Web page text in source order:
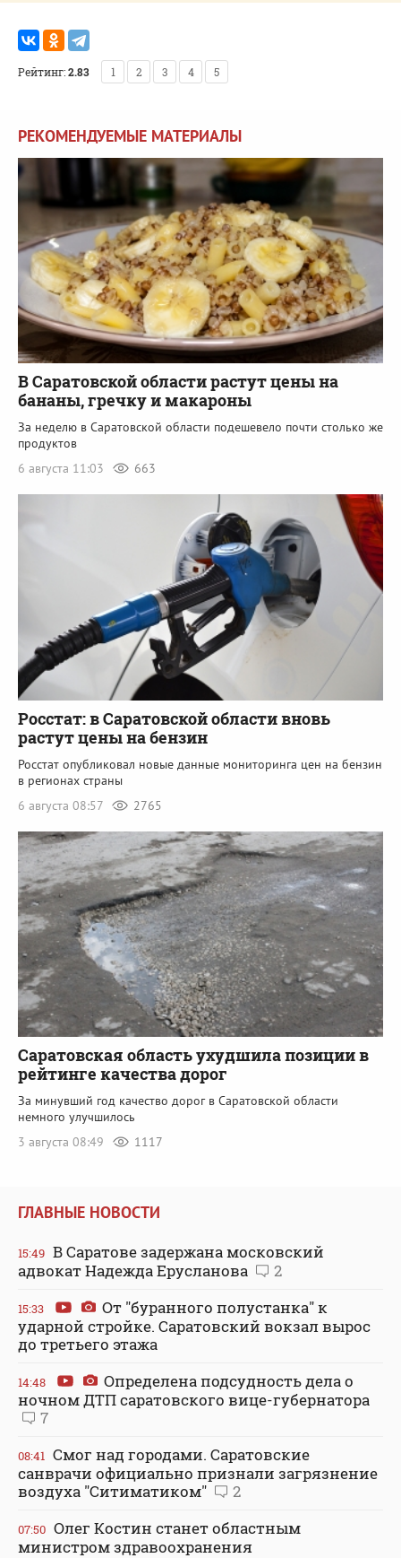
Рейтинг:2.83 1 2 3 4 5
РЕКОМЕНДУЕМЫЕ МАТЕРИАЛЫ
В Саратовской области растут цены на
бананы, гречку и макароны
За неделю в Саратовской области подешевело почти столько же
продуктов
6 августа 11:03
663
Росстат: в Саратовской области вновь
растут цены на бензин
Росстат опубликовал новые данные мониторинга цен на бензин
в регионах страны
6 августа 08:57
2765
Саратовская область ухудшила позиции в
рейтинге качества дорог
За минувший год качество дорог в Саратовской области
немного улучшилось
3 августа 08:49
1117
ГЛАВНЫЕ НОВОСТИ
15:49 В Саратове задержана московский
адвокат Надежда Ерусланова
2
15:33
От "буранного полустанка" к
ударной стройке. Саратовский вокзал вырос
до третьего этажа
14:48
Определена подсудность дела о
ночном ДТП саратовского вице-губернатора
7
08:41 Смог над городами. Саратовские
санврачи официально признали загрязнение
воздуха "Ситиматиком"
2
07:50 Олег Костин станет областным
министром здравоохранения